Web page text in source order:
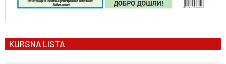
KURSNA LISTA